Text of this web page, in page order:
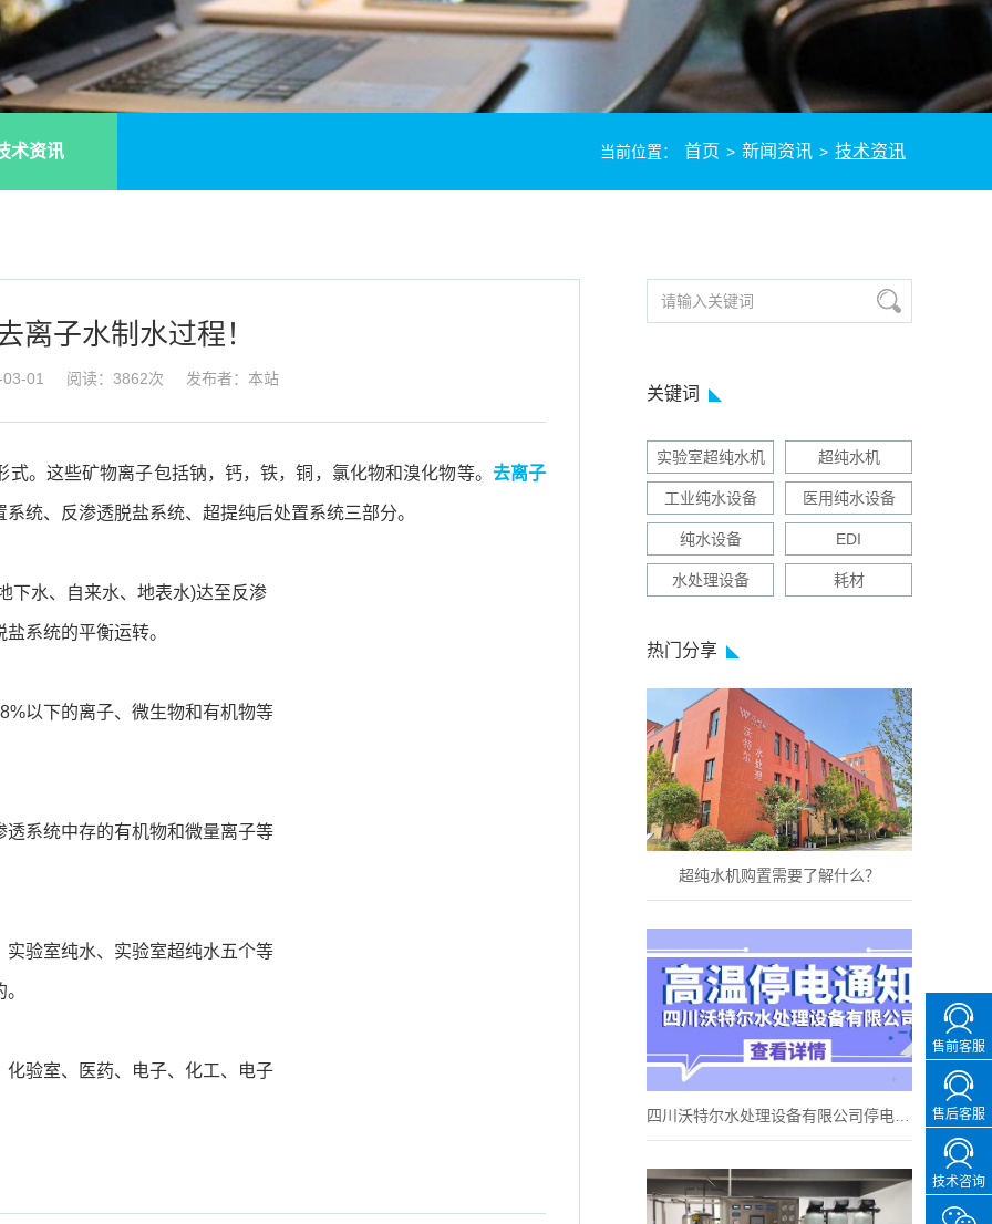
术资讯 当前位置： 首页 > 新闻资讯 > 技术资讯
离子水制水过程！
01 阅读：3862次 发布者：本站
。这些矿物离子包括钠，钙，铁，铜，氯化物和溴化物等。 去离子
统、反渗透脱盐系统、超提纯后处置系统三部分。
下水、自来水、地表水)达至反渗
系统的平衡运转。
以下的离子、微生物和有机物等
系统中存的有机物和微量离子等
验室纯水、实验室超纯水五个等
验室、医药、电子、化工、电子
关键词
实验室超纯水机 超纯水机
工业纯水设备 医用纯水设备
纯水设备 EDI
水处理设备 耗材
热门分享
超纯水机购置需要了解什么？
售前客服
售后客服
技术咨询